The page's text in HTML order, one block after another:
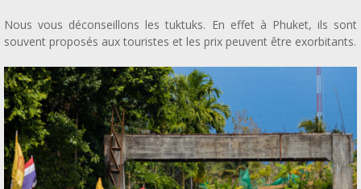
Nous vous déconseillons les tuktuks. En effet à Phuket, ils sont
souvent proposés aux touristes et les prix peuvent être exorbitants.